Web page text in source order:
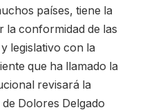
países, tiene la
la conformidad de las
legislativo con la
que ha llamado la
revisará la
Dolores Delgado